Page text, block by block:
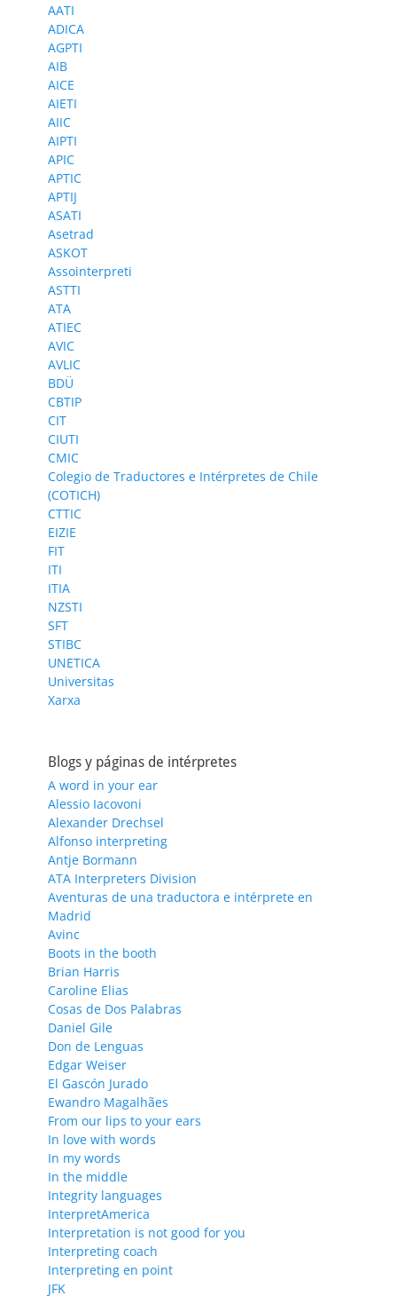
AATI
ADICA
AGPTI
AIB
AICE
AIETI
AIIC
AIPTI
APIC
APTIC
APTIJ
ASATI
Asetrad
ASKOT
Assointerpreti
ASTTI
ATA
ATIEC
AVIC
AVLIC
BDÜ
CBTIP
CIT
CIUTI
CMIC
Colegio de Traductores e Intérpretes de Chile
(COTICH)
CTTIC
EIZIE
FIT
ITI
ITIA
NZSTI
SFT
STIBC
UNETICA
Universitas
Xarxa
Blogs y páginas de intérpretes
A word in your ear
Alessio Iacovoni
Alexander Drechsel
Alfonso interpreting
Antje Bormann
ATA Interpreters Division
Aventuras de una traductora e intérprete en
Madrid
Avinc
Boots in the booth
Brian Harris
Caroline Elias
Cosas de Dos Palabras
Daniel Gile
Don de Lenguas
Edgar Weiser
El Gascón Jurado
Ewandro Magalhães
From our lips to your ears
In love with words
In my words
In the middle
Integrity languages
InterpretAmerica
Interpretation is not good for you
Interpreting coach
Interpreting en point
JFK